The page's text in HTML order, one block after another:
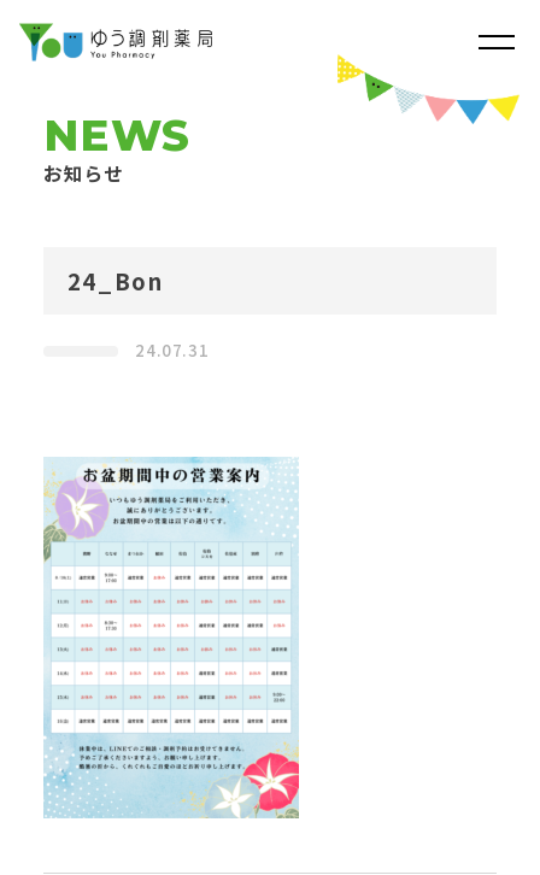
NEWS
お知らせ
24_Bon
24.07.31